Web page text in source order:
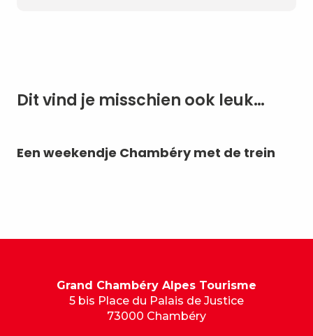
Dit vind je misschien ook leuk…
Een weekendje Chambéry met de trein
Grand Chambéry Alpes Tourisme
5 bis Place du Palais de Justice
73000 Chambéry